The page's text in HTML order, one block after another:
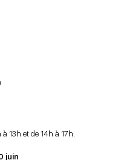
13h et de 14h à 17h.
juin